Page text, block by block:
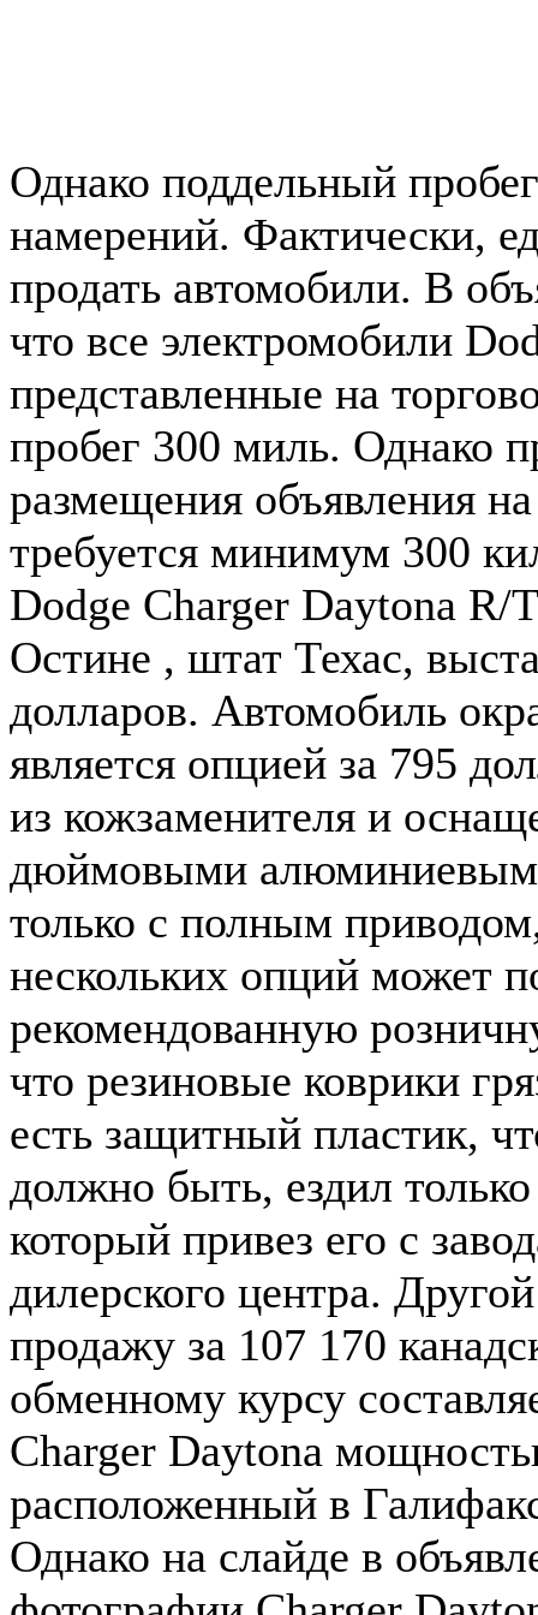
Однако поддельный
намерений. Фактически,
продать автомобили. В
что все электромобили
представленные на
пробег 300 миль. Однако
размещения объявления
требуется минимум 300
Dodge Charger Daytona R/
Остине , штат Техас,
долларов. Автомобиль
является опцией за 795
из кожзаменителя и
дюймовыми
только с полным
нескольких опций может
рекомендованную
что резиновые коврики
есть защитный пластик,
должно быть, ездил
который привез его с
дилерского центра.
продажу за 107 170
обменному курсу
Charger Daytona
расположенный в
Однако на слайде в